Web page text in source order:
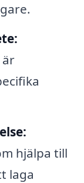
är
hjälpa till
laga